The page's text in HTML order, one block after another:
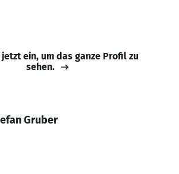
jetzt ein, um das ganze Profil zu
sehen.
Gruber